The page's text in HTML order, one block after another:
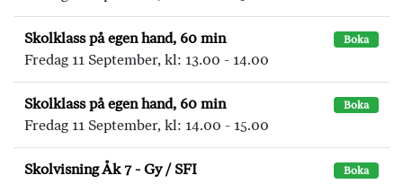
Skolklass på egen hand, 60 min Boka
Fredag 11 September, kl: 13.00 - 14.00
Skolklass på egen hand, 60 min Boka
Fredag 11 September, kl: 14.00 - 15.00
Skolvisning Åk 7 - Gy / SFI Boka